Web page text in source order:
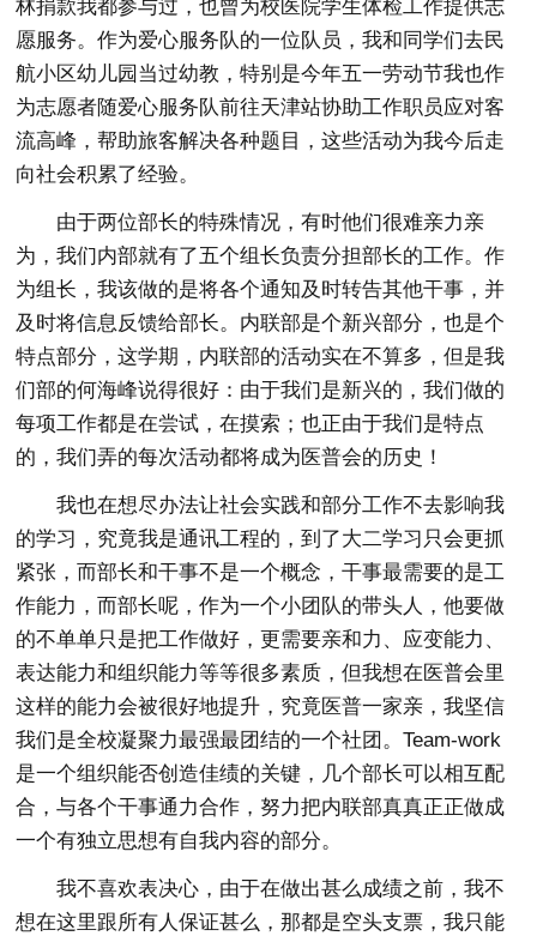
林捐款我都参与过，也曾为校医院学生体检工作提供志
愿服务。作为爱心服务队的一位队员，我和同学们去民
航小区幼儿园当过幼教，特别是今年五一劳动节我也作
为志愿者随爱心服务队前往天津站协助工作职员应对客
流高峰，帮助旅客解决各种题目，这些活动为我今后走
向社会积累了经验。
由于两位部长的特殊情况，有时他们很难亲力亲
为，我们内部就有了五个组长负责分担部长的工作。作
为组长，我该做的是将各个通知及时转告其他干事，并
及时将信息反馈给部长。内联部是个新兴部分，也是个
特点部分，这学期，内联部的活动实在不算多，但是我
们部的何海峰说得很好：由于我们是新兴的，我们做的
每项工作都是在尝试，在摸索；也正由于我们是特点
的，我们弄的每次活动都将成为医普会的历史！
我也在想尽办法让社会实践和部分工作不去影响我
的学习，究竟我是通讯工程的，到了大二学习只会更抓
紧张，而部长和干事不是一个概念，干事最需要的是工
作能力，而部长呢，作为一个小团队的带头人，他要做
的不单单只是把工作做好，更需要亲和力、应变能力、
表达能力和组织能力等等很多素质，但我想在医普会里
这样的能力会被很好地提升，究竟医普一家亲，我坚信
我们是全校凝聚力最强最团结的一个社团。Team-work
是一个组织能否创造佳绩的关键，几个部长可以相互配
合，与各个干事通力合作，努力把内联部真真正正做成
一个有独立思想有自我内容的部分。
我不喜欢表决心，由于在做出甚么成绩之前，我不
想在这里跟所有人保证甚么，那都是空头支票，我只能